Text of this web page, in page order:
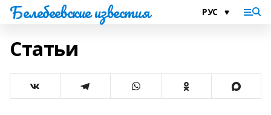
Белебеевские известия
Статьи